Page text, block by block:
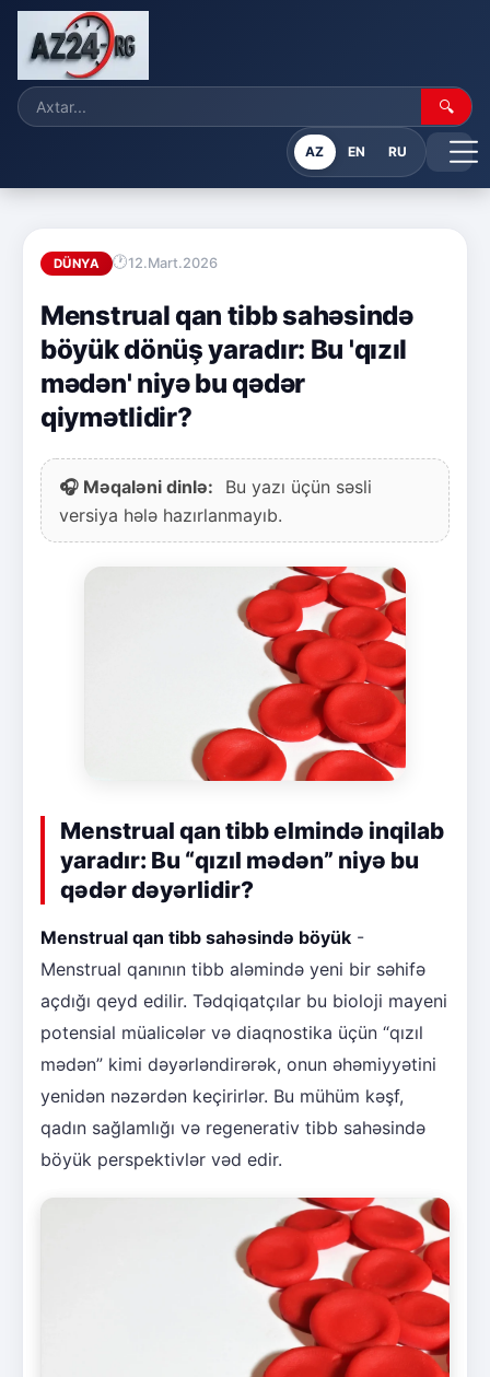
🔍
AZ EN RU
DÜNYA 12.Mart.2026
Menstrual qan tibb sahəsində
böyük dönüş yaradır: Bu 'qızıl
mədən' niyə bu qədər
qiymətlidir?
🎧 Məqaləni dinlə:
Bu yazı üçün səsli
versiya hələ hazırlanmayıb.
Menstrual qan tibb elmində inqilab
yaradır: Bu “qızıl mədən” niyə bu
qədər dəyərlidir?
Menstrual qan tibb sahəsində böyük -
Menstrual qanının tibb aləmində yeni bir səhifə
açdığı qeyd edilir. Tədqiqatçılar bu bioloji mayeni
potensial müalicələr və diaqnostika üçün “qızıl
mədən” kimi dəyərləndirərək, onun əhəmiyyətini
yenidən nəzərdən keçirirlər. Bu mühüm kəşf,
qadın sağlamlığı və regenerativ tibb sahəsində
böyük perspektivlər vəd edir.